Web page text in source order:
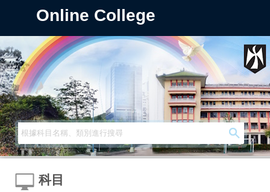
Online College
科目